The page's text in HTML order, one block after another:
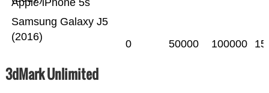
Samsung Galaxy J5
(2016)
Apple iPhone 5s
0 50000 100000
3dMark Unlimited